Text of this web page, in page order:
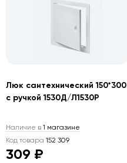
Люк сантехнический 150*300
с ручкой 1530Д/Л1530Р
Наличие в 1 магазине
Код товара 152 309
309 ₽